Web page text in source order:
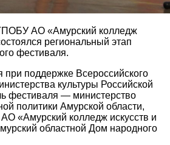
АО «Амурский колледж
региональный этап
фестиваля.
при поддержке Всероссийского
культуры Российской
фестиваля — министерство
политики Амурской области,
«Амурский колледж искусств и
областной Дом народного